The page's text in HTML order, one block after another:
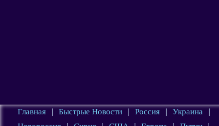
Главная | Быстрые Новости | Россия | Украина
|